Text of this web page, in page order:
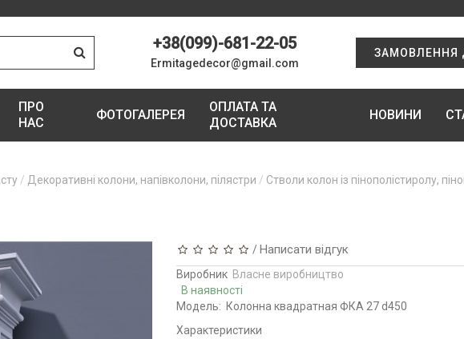
+38(099)-681-22-05
Ermitagedecor@gmail.com
ЗАМОВЛЕННЯ
ПРО
НАС
ФОТОГАЛЕРЕЯ
ОПЛАТА ТА
ДОСТАВКА
НОВИНИ
Декоративні колони, напівколони, пілястри Стволи колон із пінополістиролу,
/Написати відгук
Виробник Власне виробництво
В наявності
Модель: Колонна квадратная ФКА 27 d450
Характеристики